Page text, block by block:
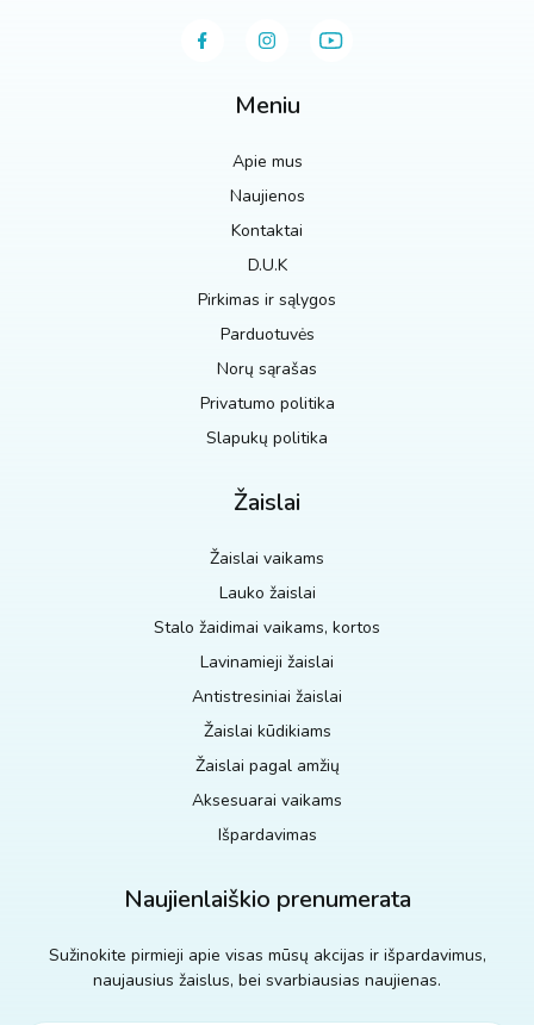
Meniu
Apie mus
Naujienos
Kontaktai
D.U.K
Pirkimas ir sąlygos
Parduotuvės
Norų sąrašas
Privatumo politika
Slapukų politika
Žaislai
Žaislai vaikams
Lauko žaislai
Stalo žaidimai vaikams, kortos
Lavinamieji žaislai
Antistresiniai žaislai
Žaislai kūdikiams
Žaislai pagal amžių
Aksesuarai vaikams
Išpardavimas
Naujienlaiškio prenumerata
Sužinokite pirmieji apie visas mūsų akcijas ir išpardavimus,
naujausius žaislus, bei svarbiausias naujienas.